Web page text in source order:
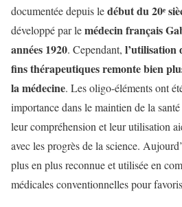
documentée depuis ledébut du 20ᵉ
développé par lemédecin français
années 1920. Cependant, l’utilisation
fins thérapeutiques remonte bien
la médecine. Les oligo-éléments ont
importance dans le maintien de la santé
leur compréhension et leur utilisation
avec les progrès de la science.
plus en plus reconnue et utilisée en
médicales conventionnelles pour